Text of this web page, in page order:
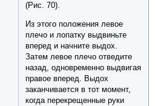
(Рис. 70).
Из этого положения левое
плечо и лопатку выдвиньте
вперед и начните выдох.
Затем левое плечо отведите
назад, одновременно выдвигая
правое вперед. Выдох
заканчивается в тот момент,
когда перекрещенные руки